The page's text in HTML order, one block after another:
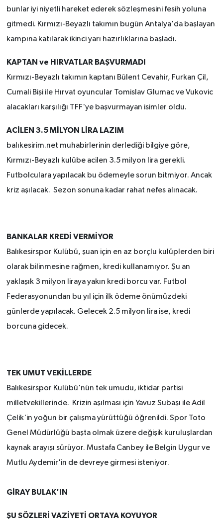
bunlar iyi niyetli hareket ederek sözleşmesini fesih yoluna
gitmedi. Kırmızı-Beyazlı takımın bugün Antalya'da başlayan
kampına katılarak ikinci yarı hazırlıklarına başladı.
KAPTAN ve HIRVATLAR BAŞVURMADI
Kırmızı-Beyazlı takımın kaptanı Bülent Cevahir, Furkan Çil,
Cumali Bişi ile Hırvat oyuncular Tomislav Glumac ve Vukovic
alacakları karşılığı TFF'ye başvurmayan isimler oldu.
ACİLEN 3.5 MİLYON LİRA LAZIM
balıkesirim.net muhabirlerinin derlediği bilgiye göre,
Kırmızı-Beyazlı kulübe acilen 3.5 milyon lira gerekli.
Futbolculara yapılacak bu ödemeyle sorun bitmiyor. Ancak
kriz aşılacak. Sezon sonuna kadar rahat nefes alınacak.
BANKALAR KREDİ VERMİYOR
Balıkesirspor Kulübü, şuan için en az borçlu kulüplerden biri
olarak bilinmesine rağmen, kredi kullanamıyor. Şu an
yaklaşık 3 milyon liraya yakın kredi borcu var. Futbol
Federasyonundan bu yıl için ilk ödeme önümüzdeki
günlerde yapılacak. Gelecek 2.5 milyon lira ise, kredi
borcuna gidecek.
TEK UMUT VEKİLLERDE
Balıkesirspor Kulübü'nün tek umudu, iktidar partisi
milletvekillerinde. Krizin aşılması için Yavuz Subaşı ile Adil
Çelik'in yoğun bir çalışma yürüttüğü öğrenildi. Spor Toto
Genel Müdürlüğü başta olmak üzere değişik kuruluşlardan
kaynak arayışı sürüyor. Mustafa Canbey ile Belgin Uygur ve
Mutlu Aydemir'in de devreye girmesi isteniyor.
GİRAY BULAK'IN
ŞU SÖZLERİ VAZİYETİ ORTAYA KOYUYOR